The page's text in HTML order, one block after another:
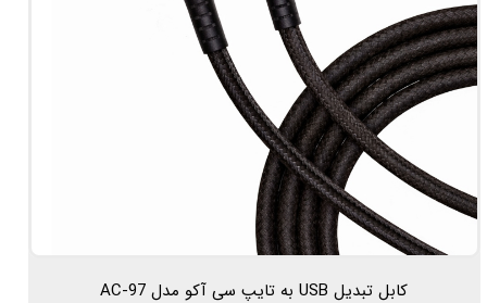
کابل تبدیل USB به تایپ سی آکو مدل AC-97